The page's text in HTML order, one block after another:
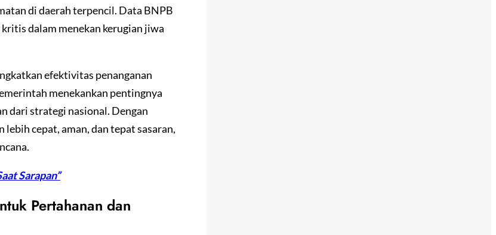
di daerah terpencil. Data BNPB
dalam menekan kerugian jiwa
efektivitas penanganan
menekankan pentingnya
dari strategi nasional. Dengan
cepat, aman, dan tepat sasaran,
Sarapan”
Pertahanan dan